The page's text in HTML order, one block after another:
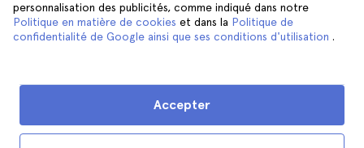
personnalisation des publicités, comme indiqué dans notre
Politique en matière de cookies et dans la Politique de
confidentialité de Google ainsi que ses conditions d'utilisation .
Accepter
Aide
Suivez-nous sur